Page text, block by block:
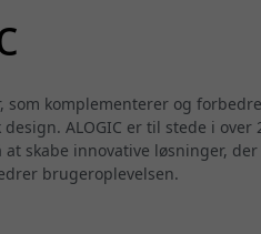
komplementerer og
ALOGIC er til stede i
skabe innovative løsninger,
brugeroplevelsen.